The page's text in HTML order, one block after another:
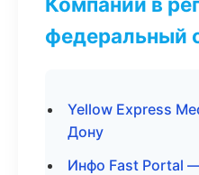
федеральный
Yellow Express
Дону
Инфо Fast Portal